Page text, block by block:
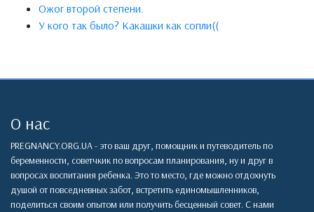
Ожог второй степени.
У кого так было? Какашки как сопли((
О нас
PREGNANCY.ORG.UA - это ваш друг, помощник и путеводитель по
беременности, советчкик по вопросам планирования, ну и друг в
вопросах воспитания ребенка. Это то место, где можно отдохнуть
душой от повседневных забот, встретить единомышленников,
поделиться своим опытом или получить бесценный совет. С нами